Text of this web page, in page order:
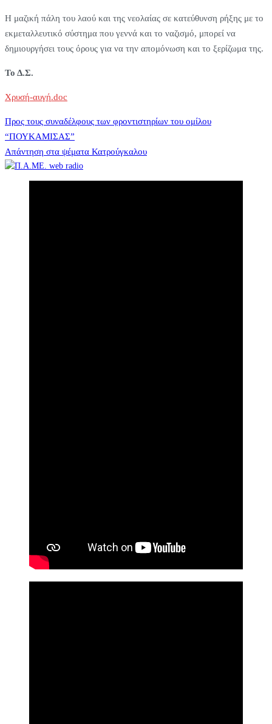
Η μαζική πάλη του λαού και της νεολαίας σε κατεύθυνση ρήξης με το
εκμεταλλευτικό σύστημα που γεννά και το ναζισμό, μπορεί να
δημιουργήσει τους όρους για να την απομόνωση και το ξερίζωμα της.
Το Δ.Σ.
Χρυσή-αυγή.doc
Πλοήγηση
άρθρων
Προς τους συναδέλφους των φροντιστηρίων του ομίλου
“ΠΟΥΚΑΜΙΣΑΣ”
Απάντηση στα ψέματα Κατρούγκαλου